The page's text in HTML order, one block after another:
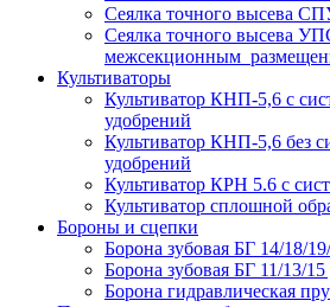
Сеялка точного высева
Сеялка точного высева
межсекционным
Культиваторы
Культиватор КНП-5,6 с
удобрений
Культиватор КНП-5,6 без
удобрений
Культиватор КРН 5.6 с
Культиватор сплошной
Бороны и сцепки
Борона зубовая БГ 14/18/
Борона зубовая БГ 11/13/15
Борона гидравлическая